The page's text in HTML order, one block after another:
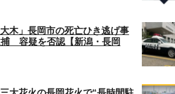
大木」長岡市の死亡ひき逃げ事
容疑を否認【新潟・長岡